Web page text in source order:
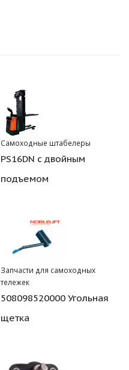
Самоходные штабелеры
PS16DN с двойным
подъемом
Запчасти для самоходных
тележек
508098520000 Угольная
щетка